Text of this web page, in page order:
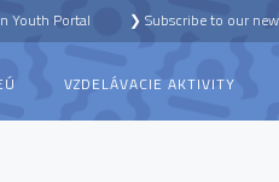
Youth Portal ❯ Subscribe to our
VZDELÁVACIE AKTIVITY